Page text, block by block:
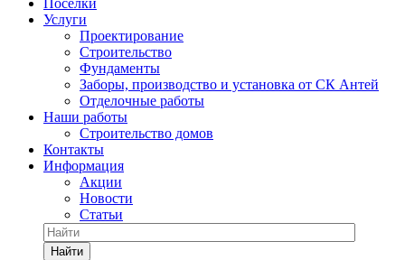
Поселки
Услуги
Проектирование
Строительство
Фундаменты
Заборы, производство и установка от СК Антей
Отделочные работы
Наши работы
Строительство домов
Контакты
Информация
Акции
Новости
Статьи
Найти